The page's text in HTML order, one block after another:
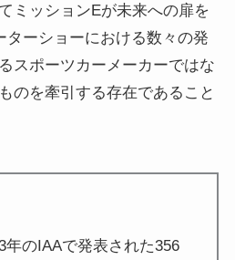
ミッションEが未来への扉を
ターショーにおける数々の発
スポーツカーメーカーではな
のを牽引する存在であること
年のIAAで発表された356